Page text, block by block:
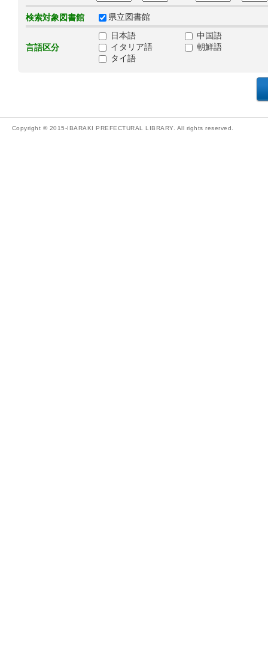
検索対象図書館 県立図書館
言語区分
日本語
中国語
イタリア語
朝鮮語
タイ語
Copyright © 2015-IBARAKI PREFECTURAL LIBRARY. All rights reserved.